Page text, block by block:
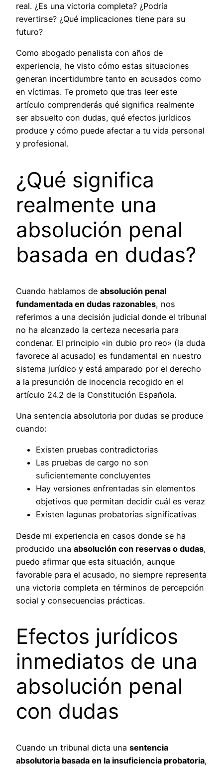
real. ¿Es una victoria completa? ¿Podría
revertirse? ¿Qué implicaciones tiene para su
futuro?
Como abogado penalista con años de
experiencia, he visto cómo estas situaciones
generan incertidumbre tanto en acusados como
en víctimas. Te prometo que tras leer este
artículo comprenderás qué significa realmente
ser absuelto con dudas, qué efectos jurídicos
produce y cómo puede afectar a tu vida personal
y profesional.
¿Qué significa
realmente una
absolución penal
basada en dudas?
Cuando hablamos de absolución penal
fundamentada en dudas razonables, nos
referimos a una decisión judicial donde el tribunal
no ha alcanzado la certeza necesaria para
condenar. El principio «in dubio pro reo» (la duda
favorece al acusado) es fundamental en nuestro
sistema jurídico y está amparado por el derecho
a la presunción de inocencia recogido en el
artículo 24.2 de la Constitución Española.
Una sentencia absolutoria por dudas se produce
cuando:
Existen pruebas contradictorias
Las pruebas de cargo no son
suficientemente concluyentes
Hay versiones enfrentadas sin elementos
objetivos que permitan decidir cuál es veraz
Existen lagunas probatorias significativas
Desde mi experiencia en casos donde se ha
producido una absolución con reservas o dudas,
puedo afirmar que esta situación, aunque
favorable para el acusado, no siempre representa
una victoria completa en términos de percepción
social y consecuencias prácticas.
Efectos jurídicos
inmediatos de una
absolución penal
con dudas
Cuando un tribunal dicta una sentencia
absolutoria basada en la insuficiencia probatoria,